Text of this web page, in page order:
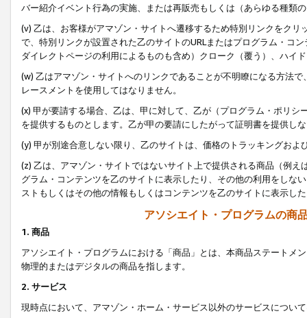
バー紹介イベント行為の実施、または再販売もしくは（あらゆる種類
(v) 乙は、お客様がアマゾン・サイトへ遷移するため特別リンクをク
で、特別リンクが設置された乙のサイトのURLまたはプログラム・コ
ダイレクトページの利用によるものも含め）クローク（覆う）、ハイ
(w) 乙はアマゾン・サイトへのリンクであることが不明瞭になる方法
レースメントを使用してはなりません。
(x) 甲が要請する場合、乙は、甲に対して、乙が（プログラム・ポリ
を提供するものとします。乙が甲の要請にしたがって証明書を提供し
(y) 甲が別途合意しない限り、乙のサイトは、価格のトラッキングお
(z) 乙は、アマゾン・サイトではないサイト上で提供される商品（例
グラム・コンテンツを乙のサイトに表示したり、その他の利用をしな
ストもしくはその他の情報もしくはコンテンツを乙のサイトに表示し
アソシエイト・プログラムの商
1. 商品
アソシエイト・プログラムにおける「商品」とは、本商品ステートメ
物理的またはデジタルの商品を指します。
2. サービス
現時点において、アマゾン・ホーム・サービス以外のサービスについ